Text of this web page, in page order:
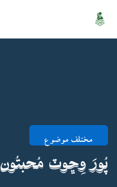
مختلف موضوع
پُورَ وِڇوٽ مُحبتُون